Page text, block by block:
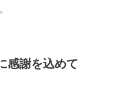
感謝を込めて